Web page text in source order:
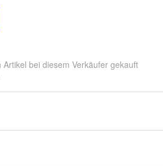
bei diesem Verkäufer gekauft